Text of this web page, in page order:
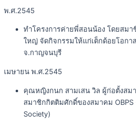
พ.ศ.2545
ทำโครงการค่ายพี่สอนน้อง โดยสม
ใหญ่ จัดกิจกรรมให้แก่เต็กด้อยโอกา
จ.กาญจนบุรี
เมษายน พ.ศ.2545
คุณหญิงกนก สามเสน วิล ผู้ก่อตั้งสม
สมาชิกกิตติมศักดิ์ของสมาคม OBPS
Society)